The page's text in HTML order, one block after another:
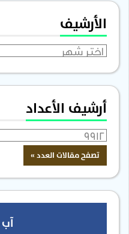
الأرشيف
الأرشيف
أرشيف الأعداد
آب 2026